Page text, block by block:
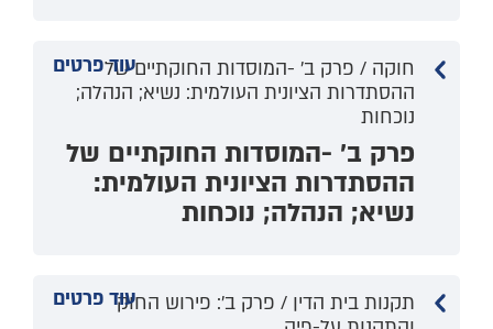
עוד פרטיםחוקה / פרק ב' -המוסדות החוקתיים של
ההסתדרות הציונית העולמית: נשיא; הנהלה;
נוכחות
פרק ב' -המוסדות החוקתיים של
ההסתדרות הציונית העולמית:
נשיא; הנהלה; נוכחות
עוד פרטיםתקנות בית הדין / פרק ב': פירוש החוק